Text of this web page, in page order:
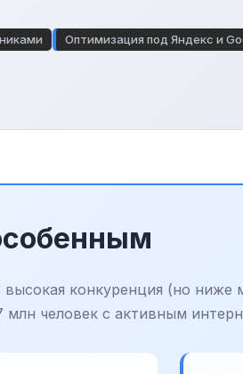
Оптимизация под Яндекс и
конкуренция (но ниже
млн человек с активным